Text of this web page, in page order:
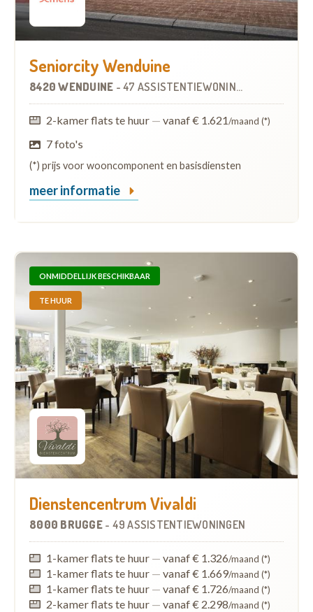
Seniorcity Wenduine
8420 WENDUINE - 47 ASSISTENTIEWONINGEN
2-kamer flats te huur — vanaf € 1.621/maand (*)
7 foto's
(*) prijs voor wooncomponent en basisdiensten
meer informatie
ONMIDDELLIJK BESCHIKBAAR
TE HUUR
Dienstencentrum Vivaldi
8000 BRUGGE - 49 ASSISTENTIEWONINGEN
1-kamer flats te huur — vanaf € 1.326/maand (*)
1-kamer flats te huur — vanaf € 1.669/maand (*)
1-kamer flats te huur — vanaf € 1.726/maand (*)
2-kamer flats te huur — vanaf € 2.298/maand (*)